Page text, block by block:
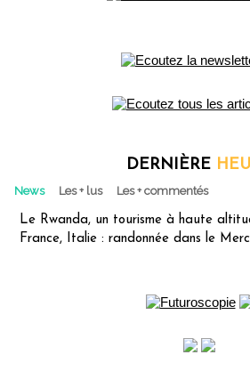
DERNIÈRE
News Les + lus Les + commentés
Le Rwanda, un tourisme à haute
France, Italie : randonnée dans le